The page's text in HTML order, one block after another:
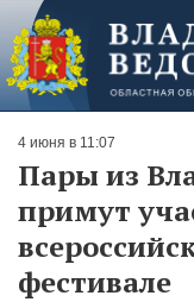
4 июня в 11:07
Пары из
примут
фестивале